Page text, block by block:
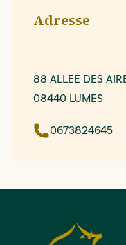
Adresse
88 ALLEE DES
08440 LUMES
0673824645